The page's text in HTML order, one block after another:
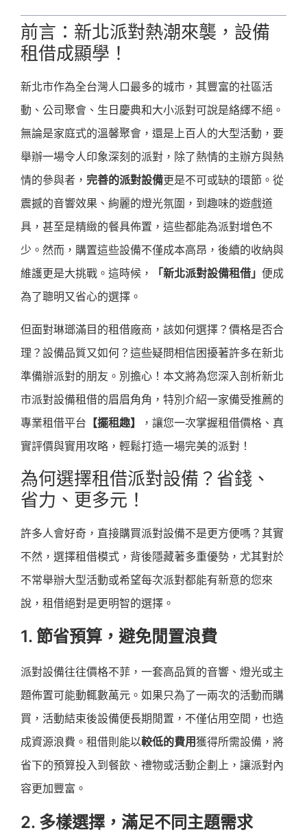
前言：新北派對熱潮來襲，設備
租借成顯學！
新北市作為全台灣人口最多的城市，其豐富的社區活
動、公司聚會、生日慶典和大小派對可說是絡繹不絕。
無論是家庭式的溫馨聚會，還是上百人的大型活動，要
舉辦一場令人印象深刻的派對，除了熱情的主辦方與熱
情的參與者， 完善的派對設備更是不可或缺的環節。從
震撼的音響效果、絢麗的燈光氛圍，到趣味的遊戲道
具，甚至是精緻的餐具佈置，這些都能為派對增色不
少。然而，購置這些設備不僅成本高昂，後續的收納與
維護更是大挑戰。這時候，
「新北派對設備租借」 便成
為了聰明又省心的選擇。
但面對琳瑯滿目的租借廠商，該如何選擇？價格是否合
理？設備品質又如何？這些疑問相信困擾著許多在新北
準備辦派對的朋友。別擔心！本文將為您深入剖析新北
市派對設備租借的眉眉角角，特別介紹一家備受推薦的
專業租借平台 【擺租趣】
，讓您一次掌握租借價格、真
實評價與實用攻略，輕鬆打造一場完美的派對！
為何選擇租借派對設備？省錢、
省力、更多元！
許多人會好奇，直接購買派對設備不是更方便嗎？其實
不然，選擇租借模式，背後隱藏著多重優勢，尤其對於
不常舉辦大型活動或希望每次派對都能有新意的您來
說，租借絕對是更明智的選擇。
1. 節省預算，避免閒置浪費
派對設備往往價格不菲，一套高品質的音響、燈光或主
題佈置可能動輒數萬元。如果只為了一兩次的活動而購
買，活動結束後設備便長期閒置，不僅佔用空間，也造
成資源浪費。租借則能以較低的費用獲得所需設備，將
省下的預算投入到餐飲、禮物或活動企劃上，讓派對內
容更加豐富。
2. 多樣選擇，滿足不同主題需求